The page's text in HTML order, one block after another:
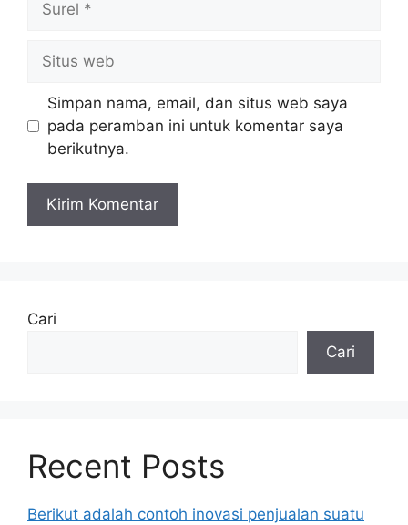
web
Simpan nama, email, dan situs web saya
pada peramban ini untuk komentar saya
berikutnya.
Cari
Cari
Recent Posts
Berikut adalah contoh inovasi penjualan suatu